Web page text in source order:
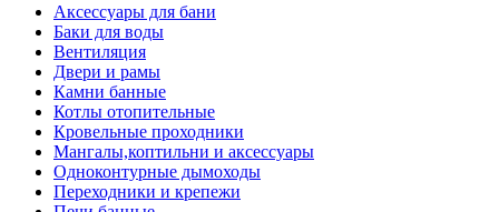
Аксессуары для бани
Баки для воды
Вентиляция
Двери и рамы
Камни банные
Котлы отопительные
Кровельные проходники
Мангалы,коптильни и аксессуары
Одноконтурные дымоходы
Переходники и крепежи